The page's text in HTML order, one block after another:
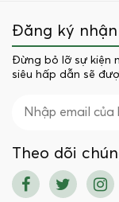
Đăng ký
Đừng bỏ lỡ sự kiện
siêu hấp dẫn sẽ
Theo dõi